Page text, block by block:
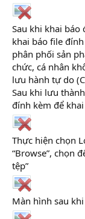
Sau khi khai báo
khai báo file
phân phối sản
chức, cá nhân
lưu hành tự do
Sau khi lưu
đính kèm để
Thực hiện chọn
“Browse”, chọn
tệp”
Màn hình sau